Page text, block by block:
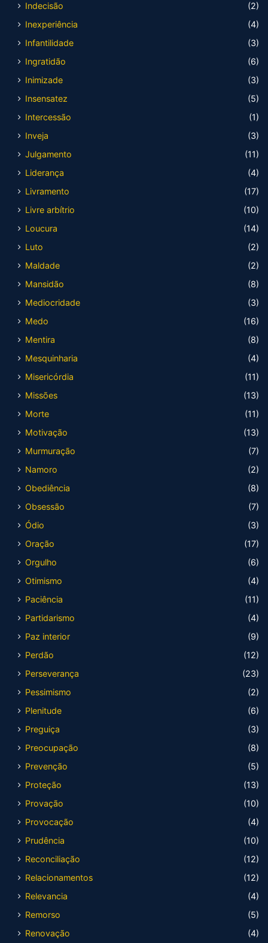
Indecisão
(2)
Inexperiência
(4)
Infantilidade
(3)
Ingratidão
(6)
Inimizade
(3)
Insensatez
(5)
Intercessão
(1)
Inveja
(3)
Julgamento
(11)
Liderança
(4)
Livramento
(17)
Livre arbítrio
(10)
Loucura
(14)
Luto
(2)
Maldade
(2)
Mansidão
(8)
Mediocridade
(3)
Medo
(16)
Mentira
(8)
Mesquinharia
(4)
Misericórdia
(11)
Missões
(13)
Morte
(11)
Motivação
(13)
Murmuração
(7)
Namoro
(2)
Obediência
(8)
Obsessão
(7)
Ódio
(3)
Oração
(17)
Orgulho
(6)
Otimismo
(4)
Paciência
(11)
Partidarismo
(4)
Paz interior
(9)
Perdão
(12)
Perseverança
(23)
Pessimismo
(2)
Plenitude
(6)
Preguiça
(3)
Preocupação
(8)
Prevenção
(5)
Proteção
(13)
Provação
(10)
Provocação
(4)
Prudência
(10)
Reconciliação
(12)
Relacionamentos
(12)
Relevancia
(4)
Remorso
(5)
Renovação
(4)